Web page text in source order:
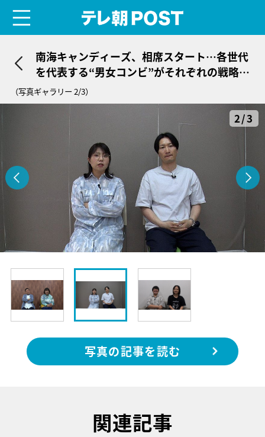
南海キャンディーズ、相席スタート…各世代
を代表する“男女コンビ”がそれぞれの戦略を
激白！
（写真ギャラリー 2/3）
2/3
写真の記事を読む
関連記事